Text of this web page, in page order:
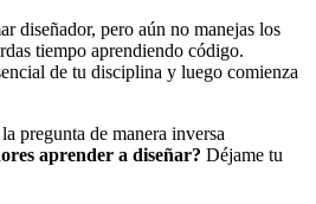
diseñador, pero aún no manejas los
tiempo aprendiendo código.
de tu disciplina y luego comienza
pregunta de manera inversa
aprender a diseñar? Déjame tu